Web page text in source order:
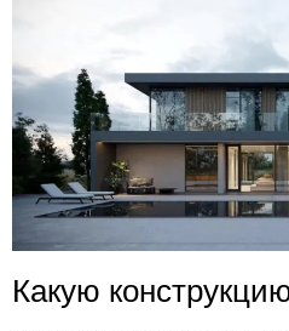
Какую